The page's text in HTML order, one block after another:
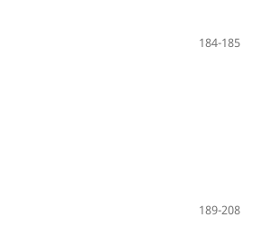
184-185
189-208